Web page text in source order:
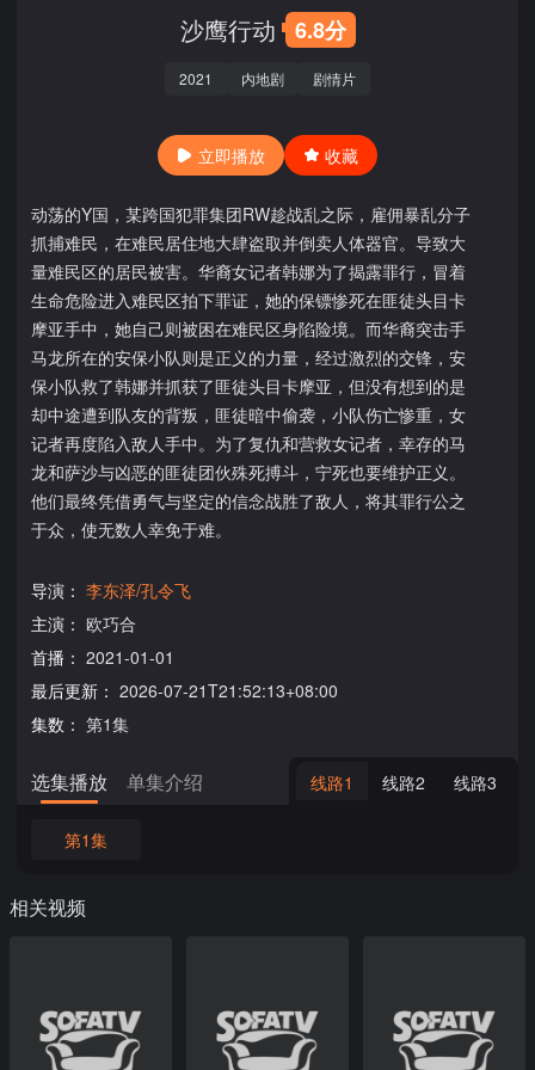
沙鹰行动 6.8分
2021 内地剧 剧情片
立即播放 收藏
动荡的Y国，某跨国犯罪集团RW趁战乱之际，雇佣暴乱分子
抓捕难民，在难民居住地大肆盗取并倒卖人体器官。导致大
量难民区的居民被害。华裔女记者韩娜为了揭露罪行，冒着
生命危险进入难民区拍下罪证，她的保镖惨死在匪徒头目卡
摩亚手中，她自己则被困在难民区身陷险境。而华裔突击手
马龙所在的安保小队则是正义的力量，经过激烈的交锋，安
保小队救了韩娜并抓获了匪徒头目卡摩亚，但没有想到的是
却中途遭到队友的背叛，匪徒暗中偷袭，小队伤亡惨重，女
记者再度陷入敌人手中。为了复仇和营救女记者，幸存的马
龙和萨沙与凶恶的匪徒团伙殊死搏斗，宁死也要维护正义。
他们最终凭借勇气与坚定的信念战胜了敌人，将其罪行公之
于众，使无数人幸免于难。
导演： 李东泽/孔令飞
主演： 欧巧合
首播： 2021-01-01
最后更新： 2026-07-21T21:52:13+08:00
集数： 第1集
选集播放 单集介绍 线路1 线路2 线路3
第1集
相关视频